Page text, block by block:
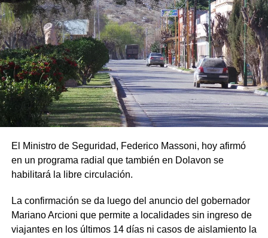
El Ministro de Seguridad, Federico Massoni, hoy afirmó
en un programa radial que también en Dolavon se
habilitará la libre circulación.
La confirmación se da luego del anuncio del gobernador
Mariano Arcioni que permite a localidades sin ingreso de
viajantes en los últimos 14 días ni casos de aislamiento la